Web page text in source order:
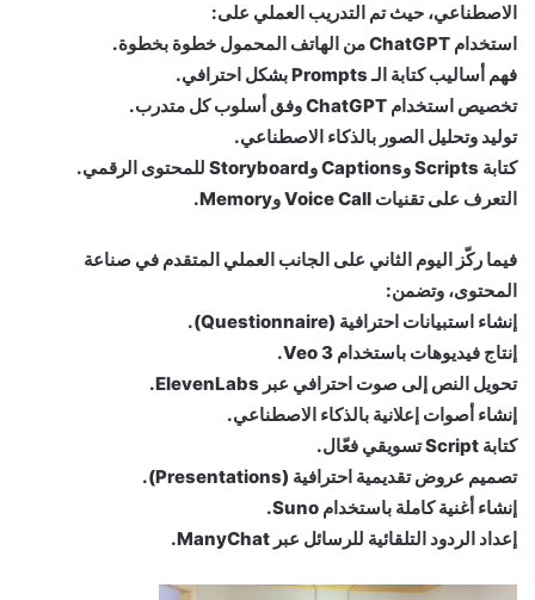
الاصطناعي، حيث تم التدريب العملي على:
استخدام ChatGPT من الهاتف المحمول خطوة بخطوة.
فهم أساليب كتابة الـ Prompts بشكل احترافي.
تخصيص استخدام ChatGPT وفق أسلوب كل متدرب.
توليد وتحليل الصور بالذكاء الاصطناعي.
كتابة Scripts وCaptions وStoryboard للمحتوى الرقمي.
التعرف على تقنيات Voice Call وMemory.
فيما ركّز اليوم الثاني على الجانب العملي المتقدم في صناعة
المحتوى، وتضمن:
إنشاء استبيانات احترافية (Questionnaire).
إنتاج فيديوهات باستخدام Veo 3.
تحويل النص إلى صوت احترافي عبر ElevenLabs.
إنشاء أصوات إعلانية بالذكاء الاصطناعي.
كتابة Script تسويقي فعّال.
تصميم عروض تقديمية احترافية (Presentations).
إنشاء أغنية كاملة باستخدام Suno.
إعداد الردود التلقائية للرسائل عبر ManyChat.